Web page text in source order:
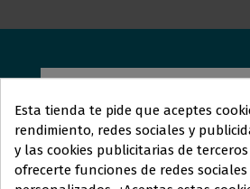
Este sitio web está
Estamos aquí para responder sus
en lo que necesite. Ya sea que
Esta tienda te pide que aceptes
rendimiento, redes sociales y
y las cookies publicitarias de
ofrecerte funciones de redes